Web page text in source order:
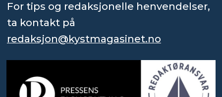
For tips og redaksjonelle henvendelser,
ta kontakt på
redaksjon@kystmagasinet.no